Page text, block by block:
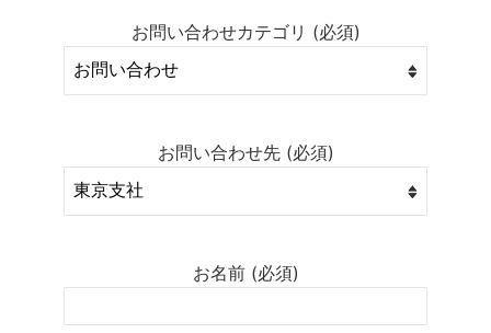
お問い合わせカテゴリ (必須)
お問い合わせ先 (必須)
お名前 (必須)